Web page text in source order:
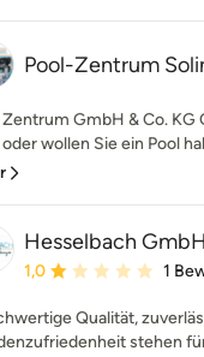
Pool-Zentrum
Zentrum GmbH & Co.
oder wollen Sie ein Pool
Hesselbach
Durchschnittliche
1,0 1
Qualität,
stehen